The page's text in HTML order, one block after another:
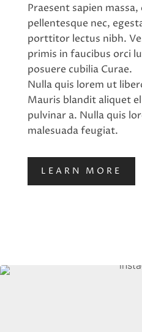
Praesent sapien massa,
pellentesque nec,
porttitor lectus nibh.
primis in faucibus orci
posuere cubilia Curae.
Nulla quis lorem ut
Mauris blandit aliquet
pulvinar a. Nulla quis
malesuada feugiat.
LEARN MORE